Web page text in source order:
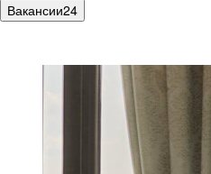
Вакансии24